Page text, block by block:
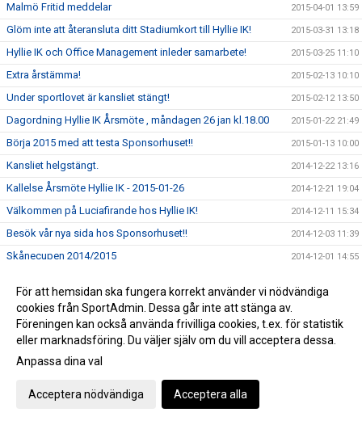
Malmö Fritid meddelar 2015-04-01 13:59
Glöm inte att återansluta ditt Stadiumkort till Hyllie IK! 2015-03-31 13:18
Hyllie IK och Office Management inleder samarbete! 2015-03-25 11:10
Extra årstämma! 2015-02-13 10:10
Under sportlovet är kansliet stängt! 2015-02-12 13:50
Dagordning Hyllie IK Årsmöte , måndagen 26 jan kl.18.00 2015-01-22 21:49
Börja 2015 med att testa Sponsorhuset!! 2015-01-13 10:00
Kansliet helgstängt. 2014-12-22 13:16
Kallelse Årsmöte Hyllie IK - 2015-01-26 2014-12-21 19:04
Välkommen på Luciafirande hos Hyllie IK! 2014-12-11 15:34
Besök vår nya sida hos Sponsorhuset!! 2014-12-03 11:39
Skånecupen 2014/2015 2014-12-01 14:55
Julhandla via Sponsorhuset = Du får dubbel glädje! 2014-11-21 11:26
Kombinerat lag F-15 Hyllie IK/Husie IF 2014-11-13 14:50
Fira far på söndag = Du stödjer Hyllie IK 2014-11-06 11:39
Ledarstaben för Hyllies damer är klar!
Höstlov!
För att hemsidan ska fungera korrekt använder vi nödvändiga
cookies från SportAdmin. Dessa går inte att stänga av.
Föreningen kan också använda frivilliga cookies, t.ex. för statistik
eller marknadsföring. Du väljer själv om du vill acceptera dessa.
Anpassa dina val
Acceptera nödvändiga Acceptera alla